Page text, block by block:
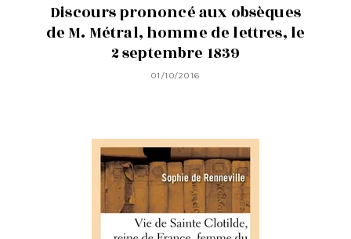
Discours prononcé aux obsèques
de M. Métral, homme de lettres, le
2 septembre 1839
01/10/2016